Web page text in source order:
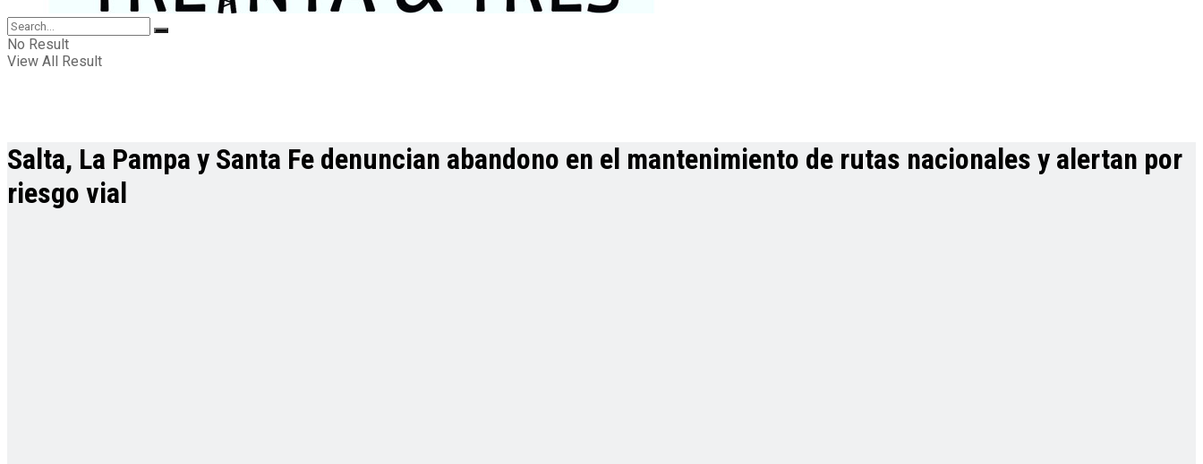
No Result
View All Result
Salta, La Pampa y Santa Fe denuncian abandono en el mantenimiento de rutas nacionales y alertan por
riesgo vial